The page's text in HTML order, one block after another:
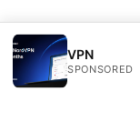
VPN
SPONSORED